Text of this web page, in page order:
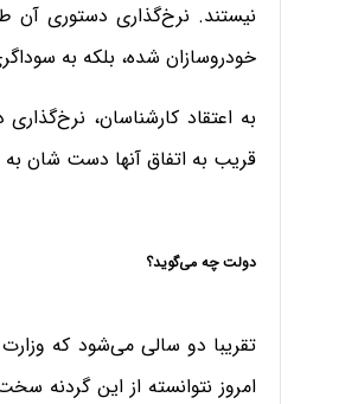
نیستند. نرخ‌گذاری دستوری آن
خودروسازان شده، بلکه به
به اعتقاد کارشناسان،
قریب به اتفاق آنها دست شان
دولت چه می‌گوید؟
تقریبا دو سالی می‌شود که